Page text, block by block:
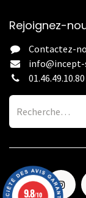
Rejoignez-
Contactez-
01.46.49.10.80
9.8/10